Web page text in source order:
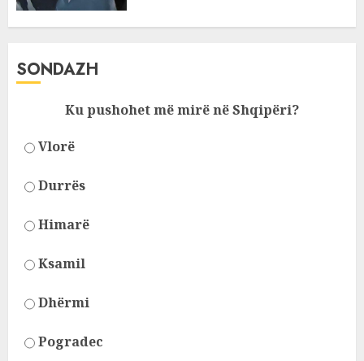
SONDAZH
Ku pushohet më mirë në Shqipëri?
Vlorë
Durrës
Himarë
Ksamil
Dhërmi
Pogradec